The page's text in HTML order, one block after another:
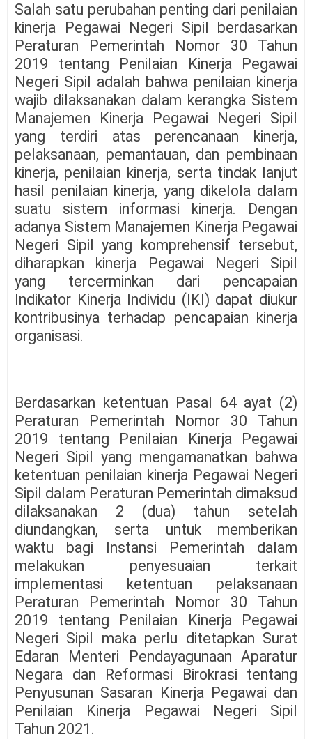
Salah satu perubahan penting dari penilaian
kinerja Pegawai Negeri Sipil berdasarkan
Peraturan Pemerintah Nomor 30 Tahun
2019 tentang Penilaian Kinerja Pegawai
Negeri Sipil adalah bahwa penilaian kinerja
wajib dilaksanakan dalam kerangka Sistem
Manajemen Kinerja Pegawai Negeri Sipil
yang terdiri atas perencanaan kinerja,
pelaksanaan, pemantauan, dan pembinaan
kinerja, penilaian kinerja, serta tindak lanjut
hasil penilaian kinerja, yang dikelola dalam
suatu sistem informasi kinerja. Dengan
adanya Sistem Manajemen Kinerja Pegawai
Negeri Sipil yang komprehensif tersebut,
diharapkan kinerja Pegawai Negeri Sipil
yang tercerminkan dari pencapaian
Indikator Kinerja Individu (IKI) dapat diukur
kontribusinya terhadap pencapaian kinerja
organisasi.
Berdasarkan ketentuan Pasal 64 ayat (2)
Peraturan Pemerintah Nomor 30 Tahun
2019 tentang Penilaian Kinerja Pegawai
Negeri Sipil yang mengamanatkan bahwa
ketentuan penilaian kinerja Pegawai Negeri
Sipil dalam Peraturan Pemerintah dimaksud
dilaksanakan 2 (dua) tahun setelah
diundangkan, serta untuk memberikan
waktu bagi Instansi Pemerintah dalam
melakukan penyesuaian terkait
implementasi ketentuan pelaksanaan
Peraturan Pemerintah Nomor 30 Tahun
2019 tentang Penilaian Kinerja Pegawai
Negeri Sipil maka perlu ditetapkan Surat
Edaran Menteri Pendayagunaan Aparatur
Negara dan Reformasi Birokrasi tentang
Penyusunan Sasaran Kinerja Pegawai dan
Penilaian Kinerja Pegawai Negeri Sipil
Tahun 2021.